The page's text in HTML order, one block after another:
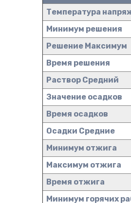
Температура
Минимум решения
Решение Максимум
Время решения
Раствор Средний
Значение осадков
Время осадков
Осадки Средние
Минимум отжига
Максимум отжига
Время отжига
Минимум горячих